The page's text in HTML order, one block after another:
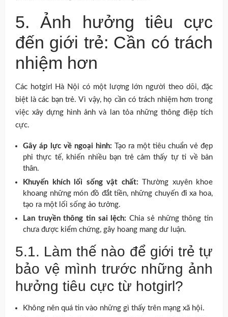
5. Ảnh hưởng tiêu cực
đến giới trẻ: Cần có trách
nhiệm hơn
Các hotgirl Hà Nội có một lượng lớn người theo dõi, đặc
biệt là các bạn trẻ. Vì vậy, họ cần có trách nhiệm hơn trong
việc xây dựng hình ảnh và lan tỏa những thông điệp tích
cực.
Gây áp lực về ngoại hình: Tạo ra một tiêu chuẩn vẻ đẹp
phi thực tế, khiến nhiều bạn trẻ cảm thấy tự ti về bản
thân.
Khuyến khích lối sống vật chất: Thường xuyên khoe
khoang những món đồ đắt tiền, những chuyến đi xa hoa,
tạo ra một lối sống ảo tưởng.
Lan truyền thông tin sai lệch: Chia sẻ những thông tin
chưa được kiểm chứng, gây hoang mang dư luận.
5.1. Làm thế nào để giới trẻ tự
bảo vệ mình trước những ảnh
hưởng tiêu cực từ hotgirl?
Không nên quá tin vào những gì thấy trên mạng xã hội.